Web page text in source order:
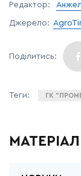
Редактор:
Джерело:
ГК